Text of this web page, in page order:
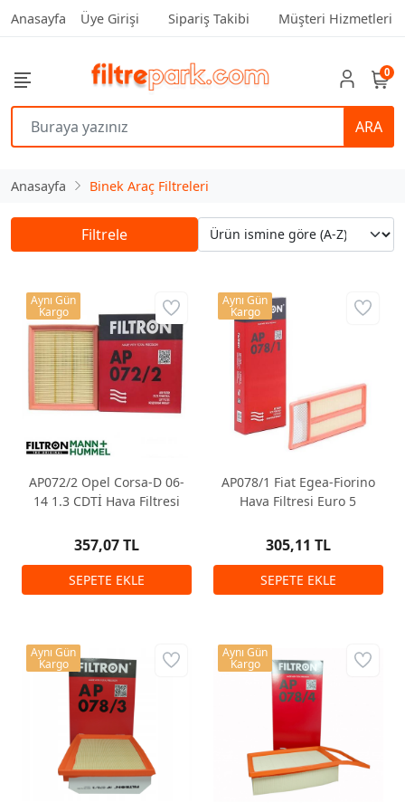
Anasayfa Üye Girişi Sipariş Takibi Müşteri Hizmetleri
ARA
0
Anasayfa Binek Araç Filtreleri
Filtrele
AP072/2 Opel Corsa-D 06-
14 1.3 CDTİ Hava Filtresi
357,07 TL
Aynı Gün
Kargo
AP078/1 Fiat Egea-Fiorino
Hava Filtresi Euro 5
305,11 TL
Aynı Gün
Kargo
Aynı Gün
Kargo
Aynı Gün
Kargo